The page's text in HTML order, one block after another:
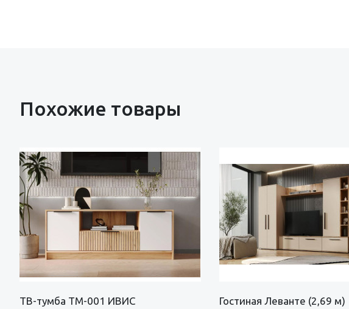
Похожие товары
ТВ-тумба ТМ-001 ИВИС
Гостиная Леванте (2,69 м)